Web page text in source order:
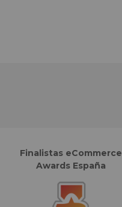
Finalistas eCommerce
Awards España